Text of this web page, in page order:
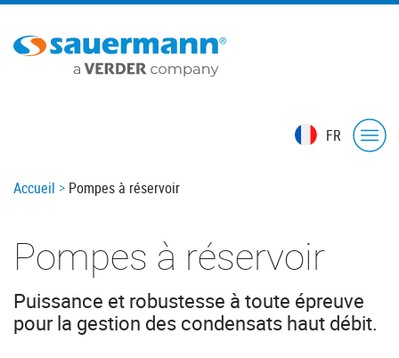
Skip
main
FR
Breadcrumb
Accueil Pompes à réservoir
Pompes à réservoir
Puissance et robustesse à toute épreuve
pour la gestion des condensats haut débit.